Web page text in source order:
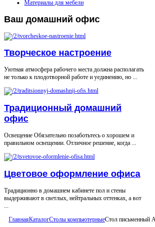
Материалы для мебели
Ваш домашний офис
Творческое настроение
Уютная атмосфера рабочего места должна располагать
не только к плодотворной работе и уединению, но ...
Традиционный домашний
офис
Освещение Обязательно позаботьтесь о хорошем и
правильном освещении. Отличное решение, когда ...
Цветовое оформление офиса
Традиционно в домашнем кабинете пол и стены
выдерживают в светлых, нейтральных оттенках, а вот
...
ГлавнаяКаталогСтолы компьютерныеСтол письменный